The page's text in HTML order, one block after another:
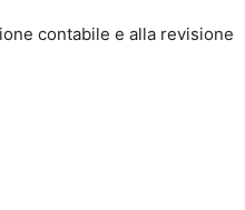
contabile e alla revisione